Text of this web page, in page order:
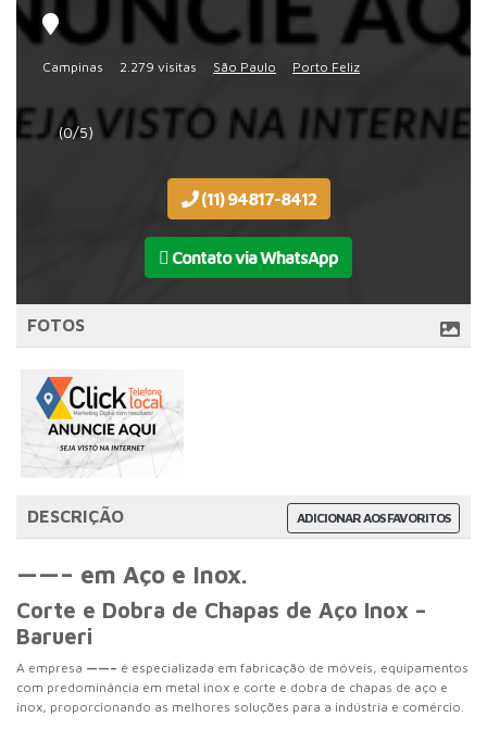
Campinas 2.279 visitas São Paulo Porto Feliz
(0/5)
(11) 94817-8412
Contato via WhatsApp
FOTOS
ADICIONAR AOS FAVORITOS
DESCRIÇÃO
——– em Aço e Inox.
Corte e Dobra de Chapas de Aço Inox –
Barueri
A empresa ——– é especializada em fabricação de móveis, equipamentos
com predominância em metal inox e corte e dobra de chapas de aço e
inox, proporcionando as melhores soluções para a indústria e comércio.